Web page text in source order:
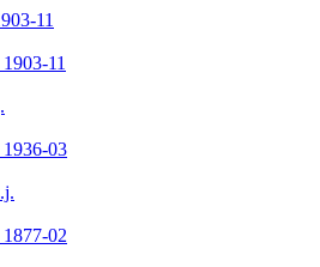
11
11
03
02